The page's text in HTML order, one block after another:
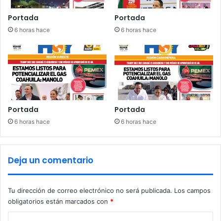
Portada
6 horas hace
Portada
6 horas hace
Portada
6 horas hace
Portada
6 horas hace
Deja un comentario
Tu dirección de correo electrónico no será publicada. Los campos
obligatorios están marcados con *